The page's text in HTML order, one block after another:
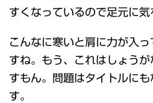
すくなっているので足元に気
こんなに寒いと肩に力が入
すね。もう、これはしょう
すもん。問題はタイトルに
す。